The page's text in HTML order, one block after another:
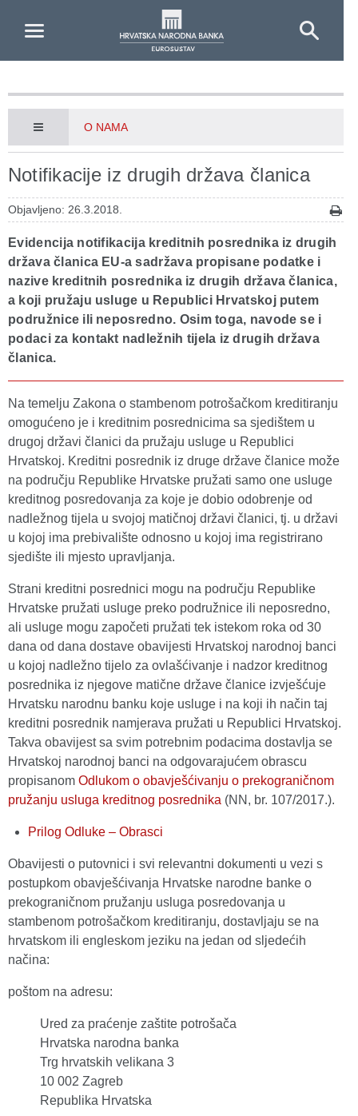
O NAMA
Notifikacije iz drugih država članica
Objavljeno: 26.3.2018.
Evidencija notifikacija kreditnih posrednika iz drugih
država članica EU-a sadržava propisane podatke i
nazive kreditnih posrednika iz drugih država članica,
a koji pružaju usluge u Republici Hrvatskoj putem
podružnice ili neposredno. Osim toga, navode se i
podaci za kontakt nadležnih tijela iz drugih država
članica.
Na temelju Zakona o stambenom potrošačkom kreditiranju
omogućeno je i kreditnim posrednicima sa sjedištem u
drugoj državi članici da pružaju usluge u Republici
Hrvatskoj. Kreditni posrednik iz druge države članice može
na području Republike Hrvatske pružati samo one usluge
kreditnog posredovanja za koje je dobio odobrenje od
nadležnog tijela u svojoj matičnoj državi članici, tj. u državi
u kojoj ima prebivalište odnosno u kojoj ima registrirano
sjedište ili mjesto upravljanja.
Strani kreditni posrednici mogu na području Republike
Hrvatske pružati usluge preko podružnice ili neposredno,
ali usluge mogu započeti pružati tek istekom roka od 30
dana od dana dostave obavijesti Hrvatskoj narodnoj banci
u kojoj nadležno tijelo za ovlašćivanje i nadzor kreditnog
posrednika iz njegove matične države članice izvješćuje
Hrvatsku narodnu banku koje usluge i na koji ih način taj
kreditni posrednik namjerava pružati u Republici Hrvatskoj.
Takva obavijest sa svim potrebnim podacima dostavlja se
Hrvatskoj narodnoj banci na odgovarajućem obrascu
propisanom Odlukom o obavješćivanju o prekograničnom
pružanju usluga kreditnog posrednika (NN, br. 107/2017.).
Prilog Odluke – Obrasci
Obavijesti o putovnici i svi relevantni dokumenti u vezi s
postupkom obavješćivanja Hrvatske narodne banke o
prekograničnom pružanju usluga posredovanja u
stambenom potrošačkom kreditiranju, dostavljaju se na
hrvatskom ili engleskom jeziku na jedan od sljedećih
načina:
poštom na adresu:
Ured za praćenje zaštite potrošača
Hrvatska narodna banka
Trg hrvatskih velikana 3
10 002 Zagreb
Republika Hrvatska